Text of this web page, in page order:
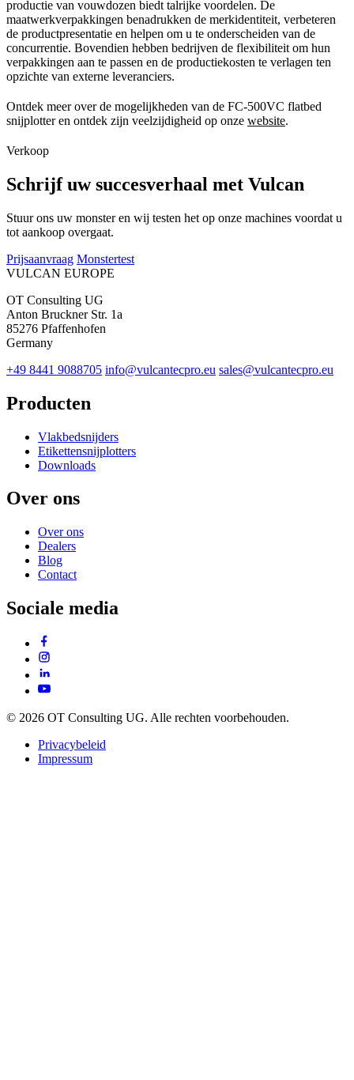
productie van vouwdozen biedt talrijke voordelen. De
maatwerkverpakkingen benadrukken de merkidentiteit, verbeteren
de productpresentatie en helpen om u te onderscheiden van de
concurrentie. Bovendien hebben bedrijven de flexibiliteit om hun
verpakkingen aan te passen en de productiekosten te verlagen ten
opzichte van externe leveranciers.
Ontdek meer over de mogelijkheden van de FC-500VC flatbed
snijplotter en ontdek zijn veelzijdigheid op onze website.
Verkoop
Schrijf uw succesverhaal met Vulcan
Stuur ons uw monster en wij testen het op onze machines voordat u
tot aankoop overgaat.
Prijsaanvraag Monstertest
VULCAN EUROPE
OT Consulting UG
Anton Bruckner Str. 1a
85276 Pfaffenhofen
Germany
+49 8441 9088705 info@vulcantecpro.eu sales@vulcantecpro.eu
Producten
Vlakbedsnijders
Etikettensnijplotters
Downloads
Over ons
Over ons
Dealers
Blog
Contact
Sociale media
© 2026 OT Consulting UG. Alle rechten voorbehouden.
Privacybeleid
Impressum